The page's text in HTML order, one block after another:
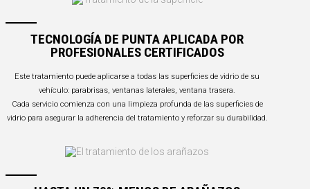
TECNOLOGÍA DE PUNTA APLICADA POR
PROFESIONALES CERTIFICADOS
Este tratamiento puede aplicarse a todas las superficies de vidrio de su
vehículo: parabrisas, ventanas laterales, ventana trasera.
Cada servicio comienza con una limpieza profunda de las superficies de
vidrio para asegurar la adherencia del tratamiento y reforzar su durabilidad.